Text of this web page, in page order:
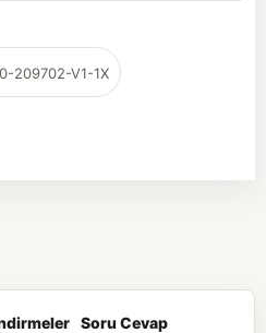
209702-V1-1X
Soru Cevap